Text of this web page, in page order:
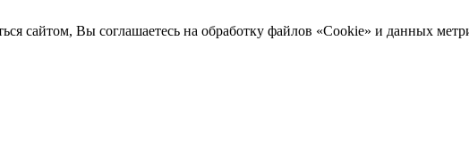
сайтом, Вы соглашаетесь на обработку файлов «Cookie» и данных